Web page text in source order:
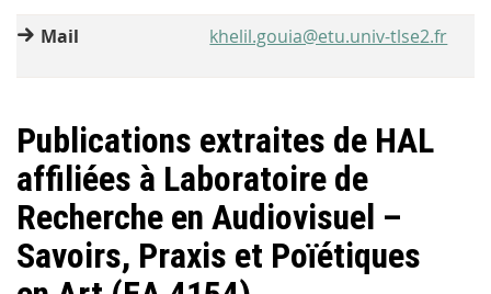
Mail khelil.gouia@etu.univ-tlse2.fr
Publications extraites de HAL
affiliées à Laboratoire de
Recherche en Audiovisuel –
Savoirs, Praxis et Poïétiques